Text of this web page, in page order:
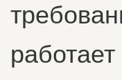
работает